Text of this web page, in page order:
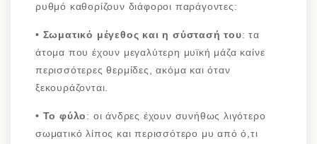
ρυθμό καθορίζουν διάφοροι παράγοντες:
• Σωματικό μέγεθος και η σύστασή του: τα
άτομα που έχουν μεγαλύτερη μυϊκή μάζα καίνε
περισσότερες θερμίδες, ακόμα και όταν
ξεκουράζονται.
• Το φύλο: οι άνδρες έχουν συνήθως λιγότερο
σωματικό λίπος και περισσότερο μυ από ό,τι